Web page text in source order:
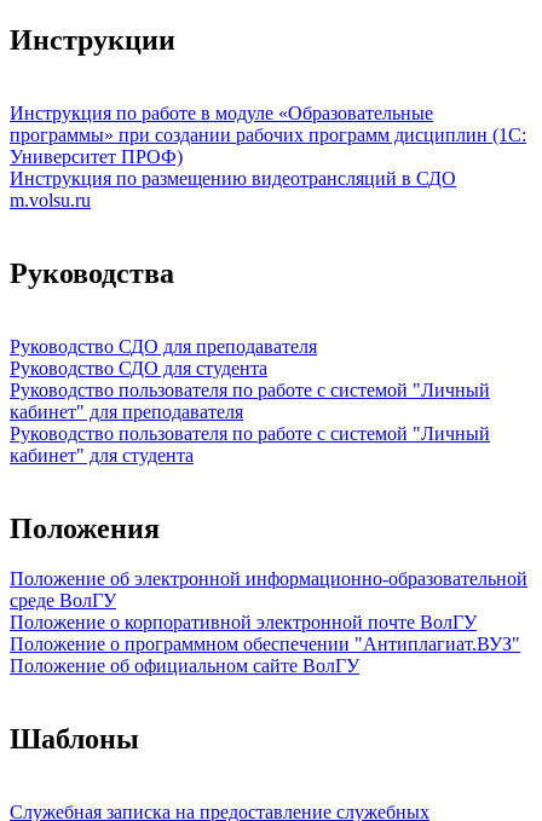
Инструкции
Инструкция по работе в модуле «Образовательные
программы» при создании рабочих программ дисциплин (1С:
Университет ПРОФ)
Инструкция по размещению видеотрансляций в СДО
m.volsu.ru
Руководства
Руководство СДО для преподавателя
Руководство СДО для студента
Руководство пользователя по работе с системой "Личный
кабинет" для преподавателя
Руководство пользователя по работе с системой "Личный
кабинет" для студента
Положения
Положение об электронной информационно-образовательной
среде ВолГУ
Положение о корпоративной электронной почте ВолГУ
Положение о программном обеспечении "Антиплагиат.ВУЗ"
Положение об официальном сайте ВолГУ
Шаблоны
Служебная записка на предоставление служебных